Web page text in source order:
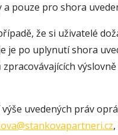
pouze pro shora
že si uživatelé
je po uplynutí shora
uvedených práv